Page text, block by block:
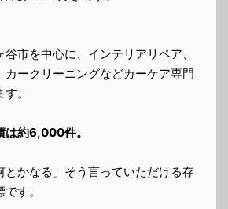
市を中心に、インテリアリペア、
カークリーニングなどカーケア専門
。
は約6,000件。
とかなる」そう言っていただける存
す。